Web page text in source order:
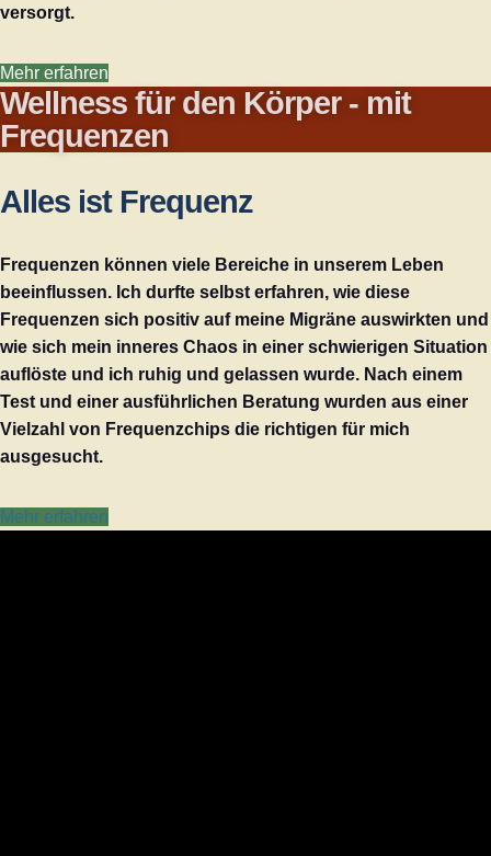
versorgt.
Mehr erfahren
Wellness für den Körper - mit
Frequenzen
Alles ist Frequenz
Frequenzen können viele Bereiche in unserem Leben
beeinflussen. Ich durfte selbst erfahren, wie diese
Frequenzen sich positiv auf meine Migräne auswirkten und
wie sich mein inneres Chaos in einer schwierigen Situation
auflöste und ich ruhig und gelassen wurde. Nach einem
Test und einer ausführlichen Beratung wurden aus einer
Vielzahl von Frequenzchips die richtigen für mich
ausgesucht.
Mehr erfahren